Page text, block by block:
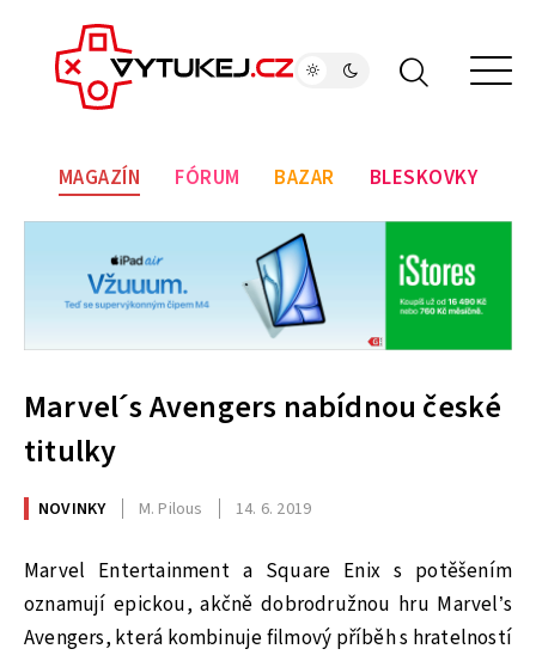
MAGAZÍN FÓRUM BAZAR BLESKOVKY
Marvel´s Avengers nabídnou české
titulky
NOVINKY M. Pilous 14. 6. 2019
Marvel Entertainment a Square Enix s potěšením
oznamují epickou, akčně dobrodružnou hru Marvel’s
Avengers, která kombinuje filmový příběh s hratelností